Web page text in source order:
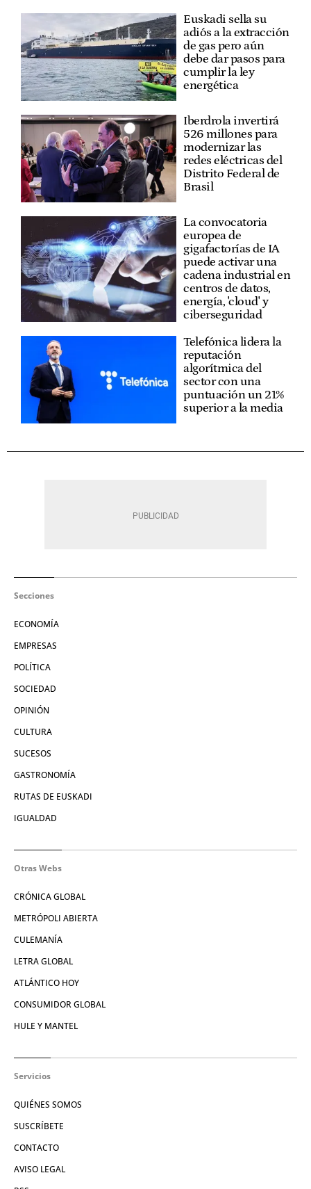
Euskadi sella su
adiós a la extracción
de gas pero aún
debe dar pasos para
cumplir la ley
energética
Iberdrola invertirá
526 millones para
modernizar las
redes eléctricas del
Distrito Federal de
Brasil
La convocatoria
europea de
gigafactorías de IA
puede activar una
cadena industrial en
centros de datos,
energía, 'cloud' y
ciberseguridad
Telefónica lidera la
reputación
algorítmica del
sector con una
puntuación un 21%
superior a la media
Secciones
ECONOMÍA
EMPRESAS
POLÍTICA
SOCIEDAD
OPINIÓN
CULTURA
SUCESOS
GASTRONOMÍA
RUTAS DE EUSKADI
IGUALDAD
Otras Webs
CRÓNICA GLOBAL
METRÓPOLI ABIERTA
CULEMANÍA
LETRA GLOBAL
ATLÁNTICO HOY
CONSUMIDOR GLOBAL
HULE Y MANTEL
Servicios
QUIÉNES SOMOS
SUSCRÍBETE
CONTACTO
AVISO LEGAL